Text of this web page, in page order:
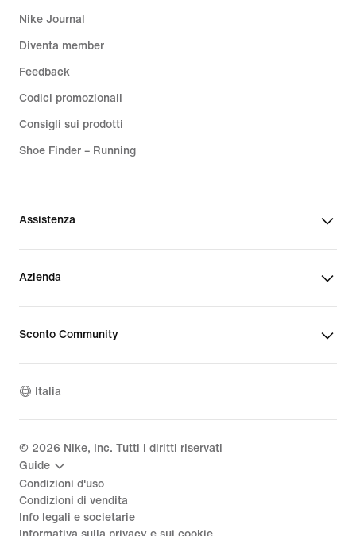
Nike Journal
Diventa member
Feedback
Codici promozionali
Consigli sui prodotti
Shoe Finder – Running
Assistenza
Azienda
Sconto Community
Italia
© 2026 Nike, Inc. Tutti i diritti riservati
Guide
Condizioni d'uso
Condizioni di vendita
Info legali e societarie